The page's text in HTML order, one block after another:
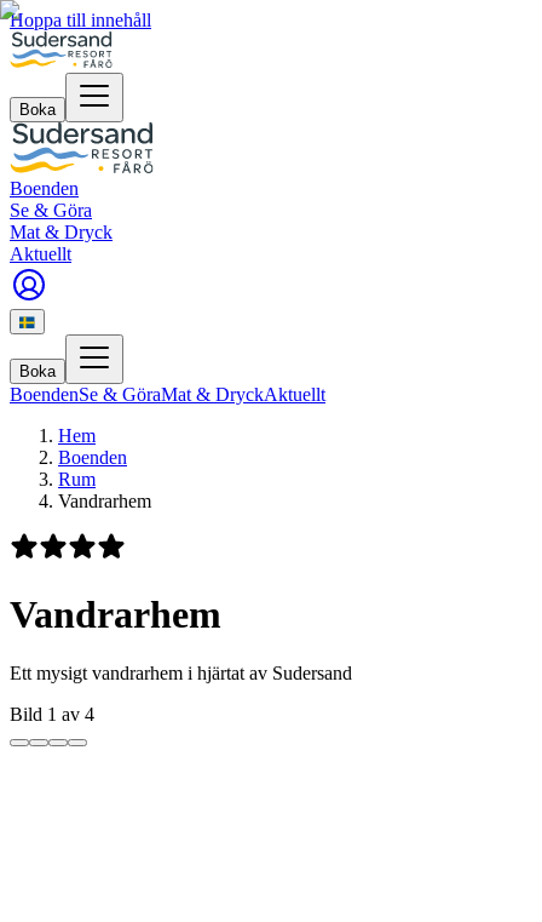
Hoppa till innehåll
Boka
Boenden
Se & Göra
Mat & Dryck
Aktuellt
Boka
BoendenSe & GöraMat & DryckAktuellt
Hem
Boenden
Rum
Vandrarhem
Vandrarhem
Ett mysigt vandrarhem i hjärtat av Sudersand
Bild 1 av 4